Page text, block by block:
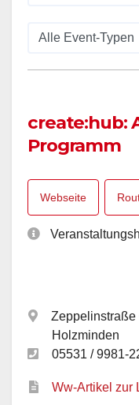
create:hub:
Programm
Webseite
Zeppelinstraße
Holzminden
05531 / 9981-
Ww-Artikel zur